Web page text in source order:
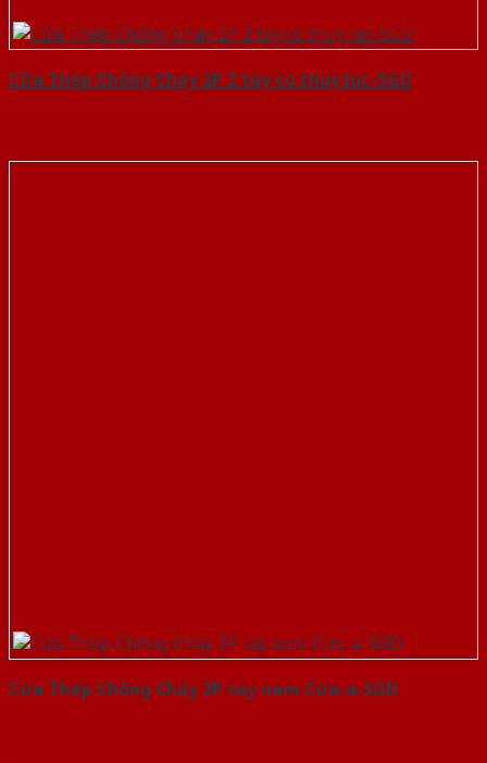
Cửa Thép Chống Cháy 2P 2 tay co thuy luc-SGD
Cửa Thép Chống Cháy 2P tay nam Cửa-a-SGD